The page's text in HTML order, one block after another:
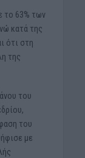
το 63% των
κατά της
ότι στη
της
του
του
με